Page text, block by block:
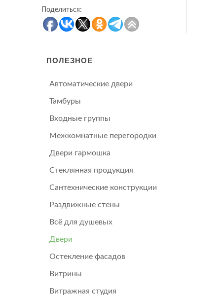
Поделиться:
ПОЛЕЗНОЕ
Автоматические двери
Тамбуры
Входные группы
Межкомнатные перегородки
Двери гармошка
Стеклянная продукция
Сантехнические конструкции
Раздвижные стены
Всё для душевых
Двери
Остекление фасадов
Витрины
Витражная студия